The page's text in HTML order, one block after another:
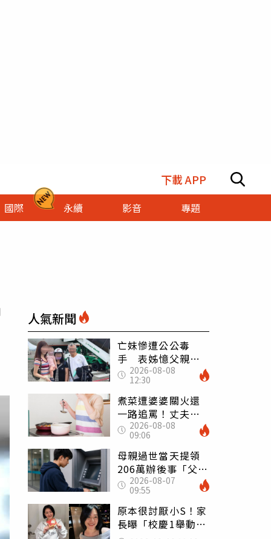
下載 APP
國際 永續 影音 專題
人氣新聞
亡妹慘遭公公毒
手 表姊憶父親節
前夕：小舅舅仍到
殯儀館陪她說話
2026-08-08
12:30
煮菜遭婆婆關火還
一路追罵！丈夫勸
別計較「媽媽老
了」 人妻超崩
潰：我像台傭
2026-08-08
09:06
母親過世當天提領
206萬辦後事「父子
遭判刑」 律師：
搶錢先下手是罪
2026-08-07
09:55
原本很討厭小S！家
長曝「校慶1舉動」